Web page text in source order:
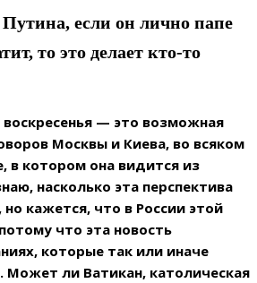
если он лично папе
то это делает кто-то
— это возможная
Москвы и Киева, во всяком
в котором она видится из
насколько эта перспектива
кажется, что в России этой
что эта новость
которые так или иначе
Может ли Ватикан, католическая